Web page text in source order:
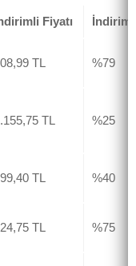
Fiyatı İndirim
TL %79
TL %25
TL %40
TL %75